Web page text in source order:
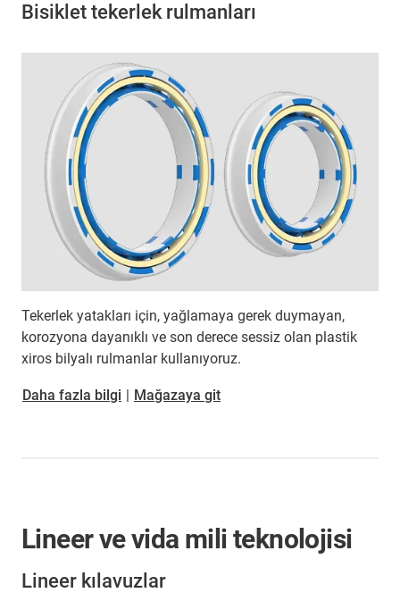
Bisiklet tekerlek rulmanları
Tekerlek yatakları için, yağlamaya gerek duymayan,
korozyona dayanıklı ve son derece sessiz olan plastik
xiros bilyalı rulmanlar kullanıyoruz.
Daha fazla bilgi | Mağazaya git
Lineer ve vida mili teknolojisi
Lineer kılavuzlar